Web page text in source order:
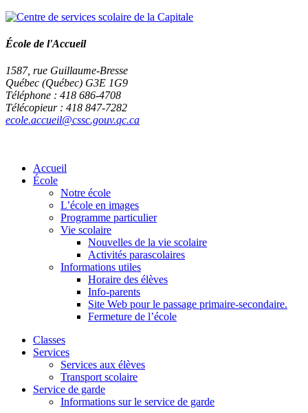
École de l'Accueil
1587, rue Guillaume-Bresse
Québec (Québec) G3E 1G9
Téléphone : 418 686-4708
Télécopieur : 418 847-7282
ecole.accueil@cssc.gouv.qc.ca
Accueil
École
Notre école
L’école en images
Programme particulier
Vie scolaire
Nouvelles de la vie scolaire
Activités parascolaires
Informations utiles
Horaire des élèves
Info-parents
Site Web pour le passage primaire-secondaire.
Fermeture de l’école
Classes
Services
Services aux élèves
Transport scolaire
Service de garde
Informations sur le service de garde